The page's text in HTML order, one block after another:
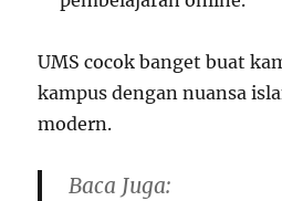
UMS cocok banget buat
kampus dengan nuansa
modern.
Baca Juga: